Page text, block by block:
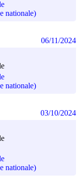
nationale)
nationale)
06/11/2024
nationale)
03/10/2024